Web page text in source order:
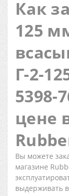
Как
125
Г-2-
5398-
цене
Вы можете
магазине
выдерживать